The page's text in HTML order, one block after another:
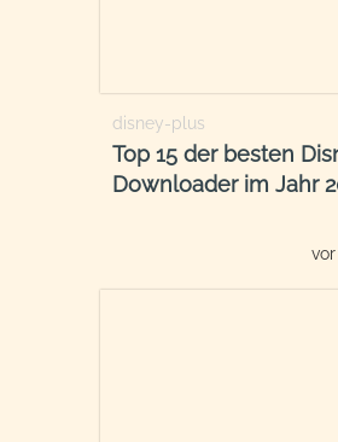
disney-plus
Top 15 der besten
Downloader im Jahr
vor